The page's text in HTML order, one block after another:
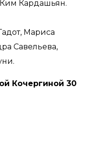
Кардашьян.
Мариса
Савельева,
Кочергиной 30